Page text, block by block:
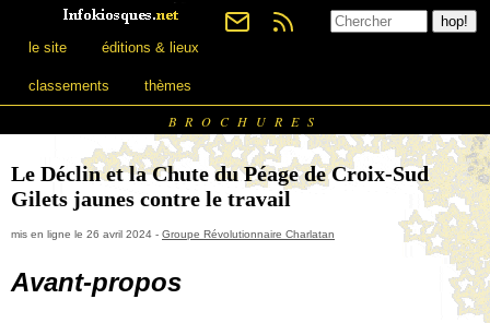
le site éditions & lieux
classements thèmes
BROCHURES
Le Déclin et la Chute du Péage de Croix-Sud
Gilets jaunes contre le travail
mis en ligne le 26 avril 2024 - Groupe Révolutionnaire Charlatan
Avant-propos